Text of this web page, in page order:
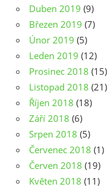
Duben 2019 (9)
Březen 2019 (7)
Únor 2019 (5)
Leden 2019 (12)
Prosinec 2018 (15)
Listopad 2018 (21)
Říjen 2018 (18)
Září 2018 (6)
Srpen 2018 (5)
Červenec 2018 (1)
Červen 2018 (19)
Květen 2018 (11)